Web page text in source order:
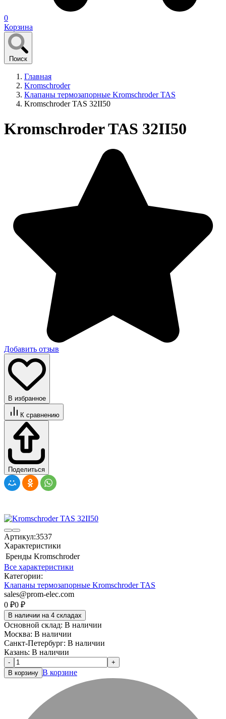
0
Корзина
Поиск
Главная
Kromschroder
Клапаны термозапорные Kromschroder TAS
Kromschroder TAS 32II50
Kromschroder TAS 32II50
Добавить отзыв
В избранное
К сравнению
Поделиться
Артикул:3537
Характеристики
Бренды Kromschroder
Все характеристики
Категории:
Клапаны термозапорные Kromschroder TAS
sales@prom-elec.com
0 ₽0 ₽
В наличии на 4 складах
Основной склад: В наличии
Москва: В наличии
Санкт-Петербург: В наличии
Казань: В наличии
-
+
В корзину В корзине